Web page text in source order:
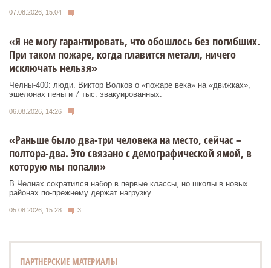
07.08.2026, 15:04
«Я не могу гарантировать, что обошлось без погибших.
При таком пожаре, когда плавится металл, ничего
исключать нельзя»
Челны-400: люди. Виктор Волков о «пожаре века» на «движках»,
эшелонах пены и 7 тыс. эвакуированных.
06.08.2026, 14:26
«Раньше было два-три человека на место, сейчас –
полтора-два. Это связано с демографической ямой, в
которую мы попали»
В Челнах сократился набор в первые классы, но школы в новых
районах по-прежнему держат нагрузку.
05.08.2026, 15:28 3
ПАРТНЕРСКИЕ МАТЕРИАЛЫ